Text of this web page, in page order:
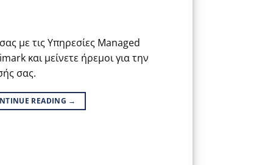
με τις Υπηρεσίες Managed
και μείνετε ήρεμοι για την
σας.
READING →